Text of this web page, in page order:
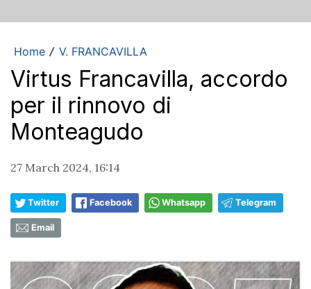
Home / V. FRANCAVILLA
Virtus Francavilla, accordo
per il rinnovo di
Monteagudo
27 March 2024, 16:14
Twitter Facebook Whatsapp Telegram
Email